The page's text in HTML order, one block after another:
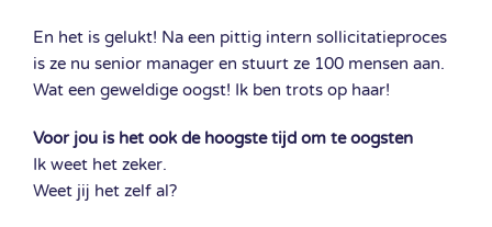
En het is gelukt! Na een pittig intern sollicitatieproces
is ze nu senior manager en stuurt ze 100 mensen aan.
Wat een geweldige oogst! Ik ben trots op haar!
Voor jou is het ook de hoogste tijd om te oogsten
Ik weet het zeker.
Weet jij het zelf al?